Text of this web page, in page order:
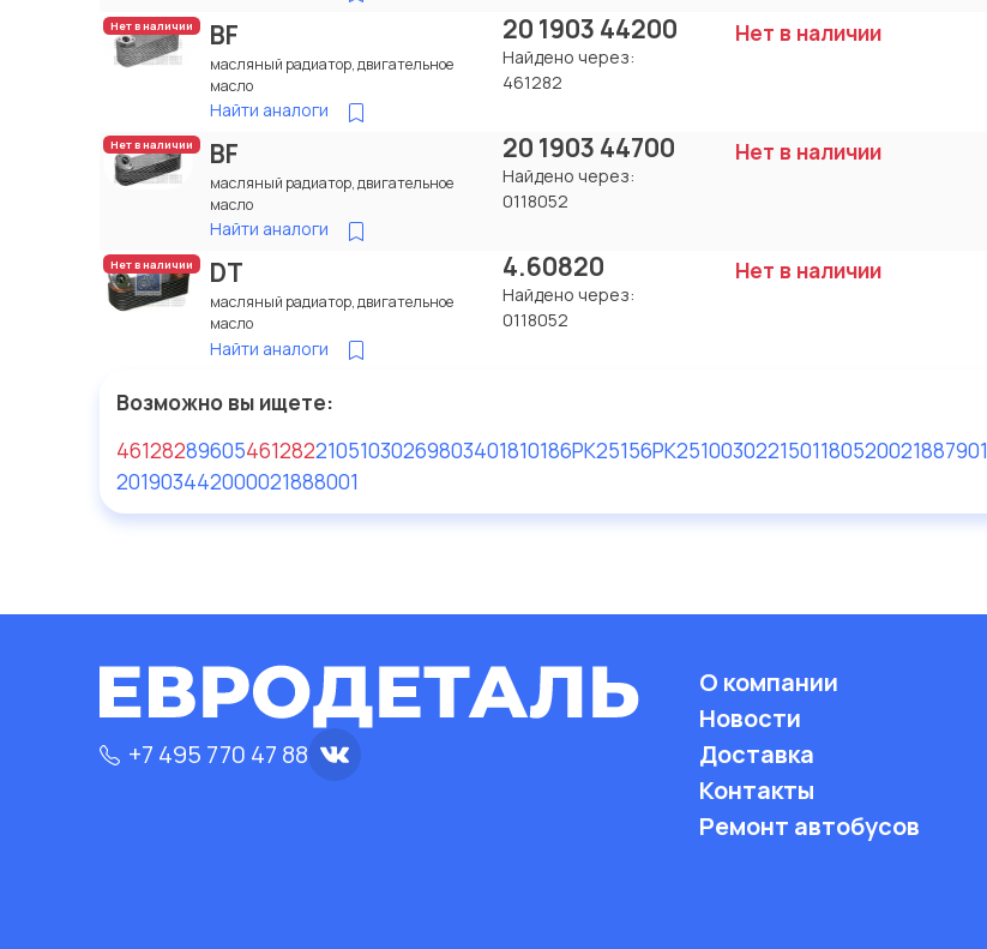
Нет в наличии BF
масляный радиатор, двигательное
масло
Найти аналоги
20 1903 44200
Найдено через:
461282
Нет в наличии
Нет в наличии BF
масляный радиатор, двигательное
масло
Найти аналоги
20 1903 44700
Найдено через:
0118052
Нет в наличии
Нет в наличии DT
масляный радиатор, двигательное
масло
Найти аналоги
4.60820
Найдено через:
0118052
Нет в наличии
Возможно вы ищете:
4612828960546128221051030269803401810186PK25156PK2510030221501180520021887901
201903442000021888001
+7 495 770 47 88
О компании
Новости
Доставка
Контакты
Ремонт автобусов